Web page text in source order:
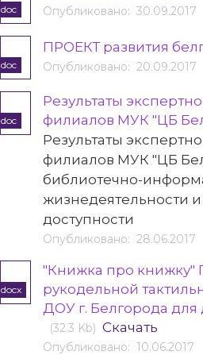
doc Опубликовано: 30.09.2017
doc
ПРОЕКТ развития
Опубликовано: 20.09.2017
doc
Результаты
филиалов МУК "ЦБ
Результаты
филиалов МУК "ЦБ
библиотечно-
жизнедеятельности
доступности
Опубликовано: 28.06.2017
docx
"Книжка про книжку"
рукодельной
ДОУ г. Белгорода
(32.3 Kb) Скачать
Опубликовано: 10.06.2017